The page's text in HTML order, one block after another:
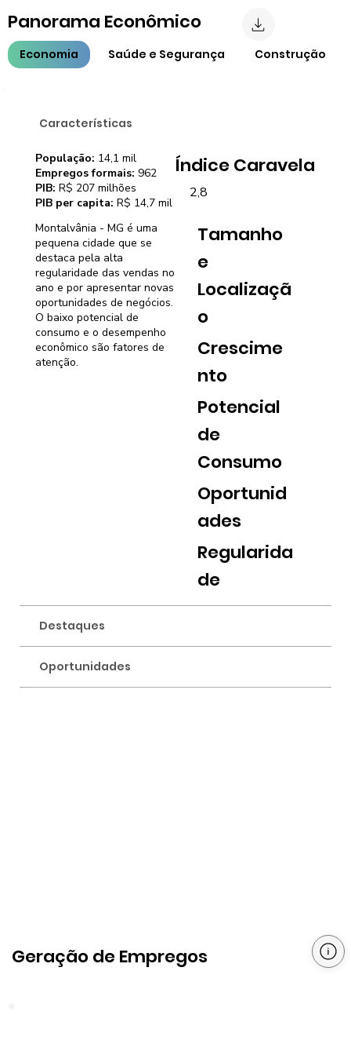
Características
Montalvânia - MG é uma
pequena cidade que se
destaca pela alta
regularidade das vendas no
ano e por apresentar novas
oportunidades de negócios.
O baixo potencial de
consumo e o desempenho
econômico são fatores de
atenção.
Índice Caravela
2,8
Tamanho
e
Localizaçã
o
Crescime
nto
Potencial
de
Consumo
Oportunid
ades
Regularida
de
População: 14,1 mil
Empregos formais: 962
PIB: R$ 207 milhões
PIB per capita: R$ 14,7 mil
Destaques
Oportunidades
Geração de Empregos
Economia Saúde e Segurança Construção
Panorama Econômico